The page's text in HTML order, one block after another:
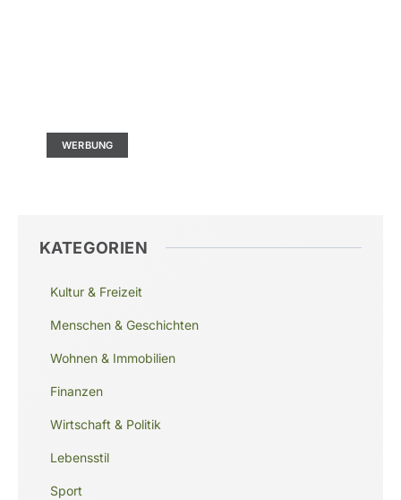
WERBUNG
KATEGORIEN
Kultur & Freizeit
Menschen & Geschichten
Wohnen & Immobilien
Finanzen
Wirtschaft & Politik
Lebensstil
Sport